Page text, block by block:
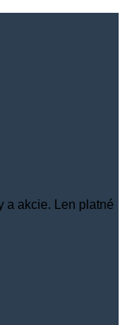
a akcie. Len platné